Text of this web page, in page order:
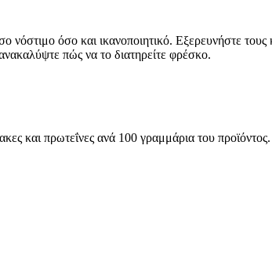
νόστιμο όσο και ικανοποιητικό. Εξερευνήστε
πώς να το διατηρείτε φρέσκο.
και πρωτεΐνες ανά 100 γραμμάρια του προϊόντος.